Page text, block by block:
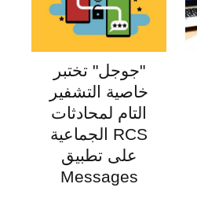
"جوجل" تختبر
خاصية التشفير
التام لمحادثات
RCS الجماعية
على تطبيق
Messages